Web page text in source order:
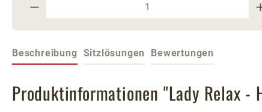
Beschreibung Sitzlösungen Bewertungen
Produktinformationen "Lady Relax -